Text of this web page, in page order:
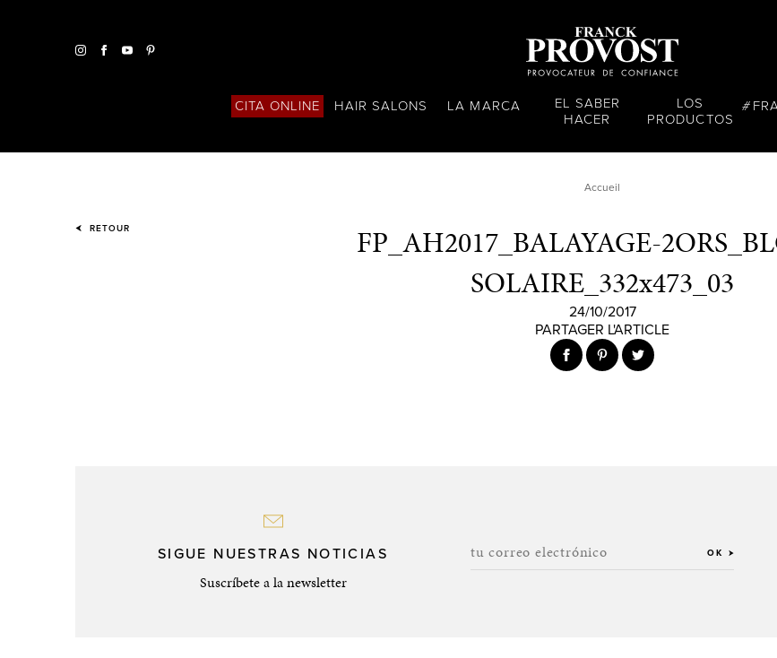
CITA ONLINE HAIR SALONS LA MARCA
EL SABER
HACER
LOS
PRODUCTOS
Accueil
RETOUR
FP_AH2017_BALAYAGE-
SOLAIRE_332x473_03
24/10/2017
PARTAGER L'ARTICLE
SIGUE NUESTRAS NOTICIAS
Suscríbete a la newsletter
tu correo electrónico OK